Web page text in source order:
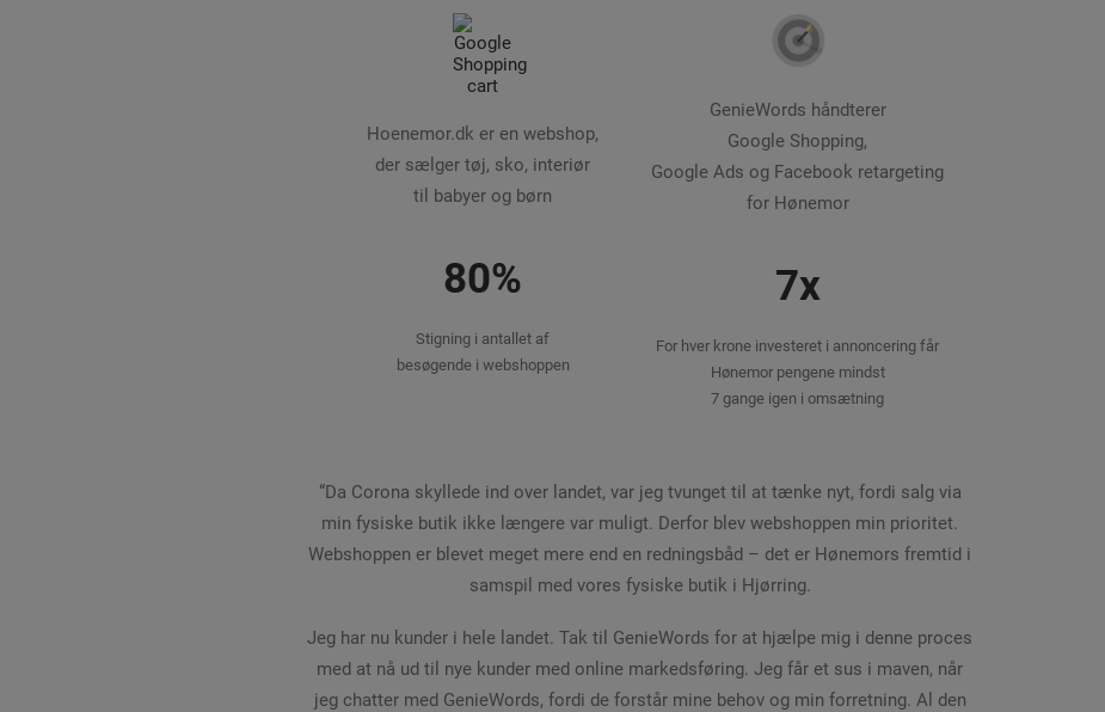
Hoenemor.dk er en webshop,
der sælger tøj, sko, interiør
til babyer og børn
80%
Stigning i antallet af
besøgende i webshoppen
GenieWords håndterer
Google Shopping,
Google Ads og Facebook retargeting
for Hønemor
7x
For hver krone investeret i annoncering får
Hønemor pengene mindst
7 gange igen i omsætning
“Da Corona skyllede ind over landet, var jeg tvunget til at tænke nyt, fordi salg via
min fysiske butik ikke længere var muligt. Derfor blev webshoppen min prioritet.
Webshoppen er blevet meget mere end en redningsbåd – det er Hønemors fremtid i
samspil med vores fysiske butik i Hjørring.
Jeg har nu kunder i hele landet. Tak til GenieWords for at hjælpe mig i denne proces
med at nå ud til nye kunder med online markedsføring. Jeg får et sus i maven, når
jeg chatter med GenieWords, fordi de forstår mine behov og min forretning. Al den